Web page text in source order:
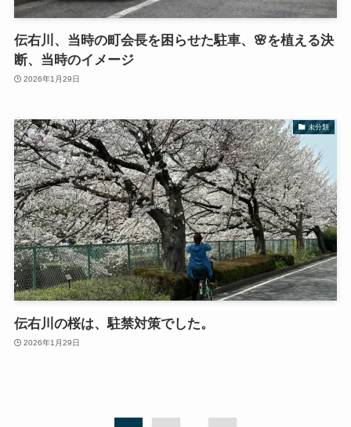
伝右川、当時の町会長を困らせた駐車、🌸を植える決
断、当時のイメージ
2026年1月29日
未分類
伝右川の桜は、駐禁対策でした。
2026年1月29日